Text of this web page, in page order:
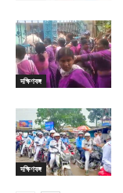
দক্ষিণবঙ্গ
দক্ষিণবঙ্গ